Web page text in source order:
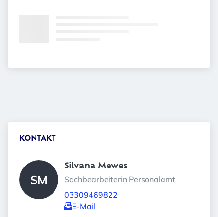
KONTAKT
SM
Silvana Mewes
Sachbearbeiterin Personalamt
03309469822
E-Mail